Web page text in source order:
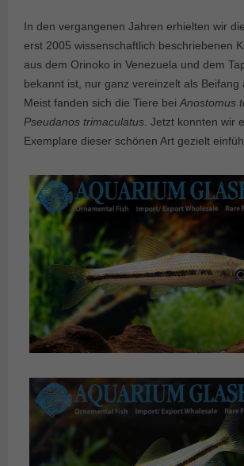
In den vergangenen Jahren erhielten wir
erst 2005 wissenschaftlich beschriebenen
aus dem Orinoko in Venezuela und dem
bekannt ist, nur ganz vereinzelt als Beifang
Meist fanden sich die Tiere bei Anostomus
Pseudanos trimaculatus . Jetzt konnten wir
Exemplare dieser schönen Art gezielt